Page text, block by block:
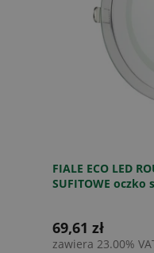
FIALE ECO LED
SUFITOWE oczko
69,61 zł
zawiera 23.00%